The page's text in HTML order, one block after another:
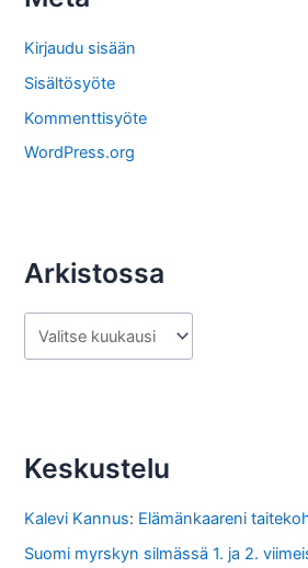
o
s
t
a
Kirjaudu sisään
Sisältösyöte
Kommenttisyöte
WordPress.org
Arkistossa
r
s
o
s
Keskustelu
Kalevi Kannus: Elämänkaareni
Suomi myrskyn silmässä 1. ja 2.